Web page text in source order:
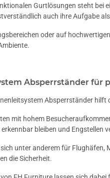
Gurtlösungen steht bei
auch ihre Aufgabe
oder auf
Absperrständer für
Absperrständer
mit hohem
bleiben und Engstellen
sich unter anderem für
die Sicherheit.